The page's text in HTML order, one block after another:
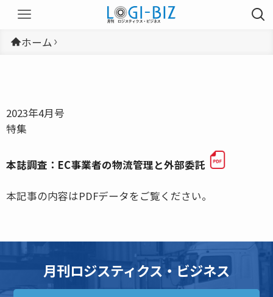
ホーム
2023年4月号
特集
本誌調査：EC事業者の物流管理と外部委託
本記事の内容はPDFデータをご覧ください。
月刊ロジスティクス・ビジネス